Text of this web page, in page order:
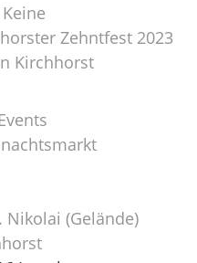
Keine
Zehntfest 2023
Kirchhorst
Nikolai (Gelände)